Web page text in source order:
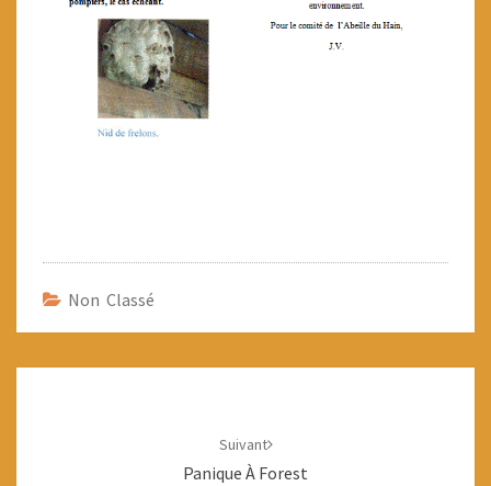
Non Classé
Suivant
Panique À Forest